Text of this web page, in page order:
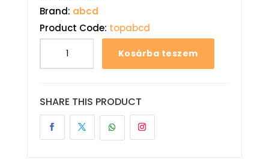
Brand: abcd
Product Code: topabcd
Kosárba teszem
SHARE THIS PRODUCT